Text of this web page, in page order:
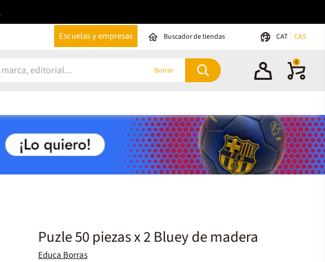
Escuelas y empresas Buscador de tiendas CAT CAS
Borrar
0
Puzle 50 piezas x 2 Bluey de madera
Educa Borras